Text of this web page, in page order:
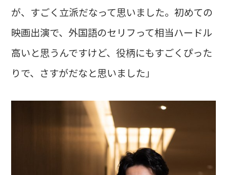
が、すごく立派だなって思いました。初めての
映画出演で、外国語のセリフって相当ハードル
高いと思うんですけど、役柄にもすごくぴった
りで、さすがだなと思いました」